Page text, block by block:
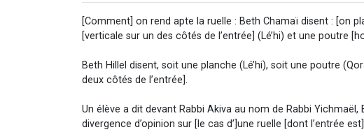
[Comment] on rend apte la ruelle : Beth Chamaï disent : [on
[verticale sur un des côtés de l’entrée] (Lé’hi) et une poutre
Beth Hillel disent, soit une planche (Lé’hi), soit une poutre
deux côtés de l’entrée].
Un élève a dit devant Rabbi Akiva au nom de Rabbi
divergence d’opinion sur [le cas d’]une ruelle [dont l’entrée